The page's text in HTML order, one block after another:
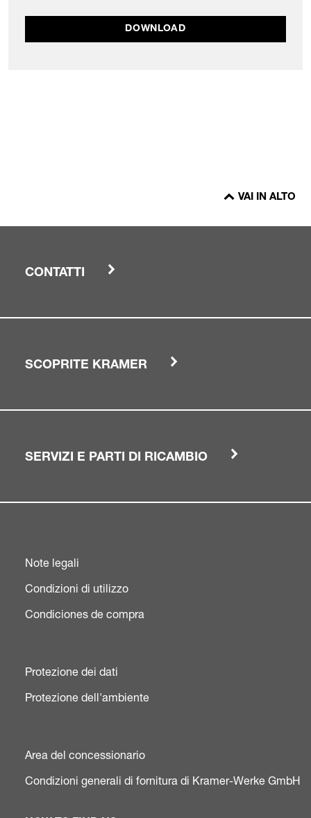
DOWNLOAD
VAI IN ALTO
CONTATTI
SCOPRITE KRAMER
SERVIZI E PARTI DI RICAMBIO
Note legali
Condizioni di utilizzo
Condiciones de compra
Protezione dei dati
Protezione dell'ambiente
Area del concessionario
Condizioni generali di fornitura di Kramer-Werke GmbH